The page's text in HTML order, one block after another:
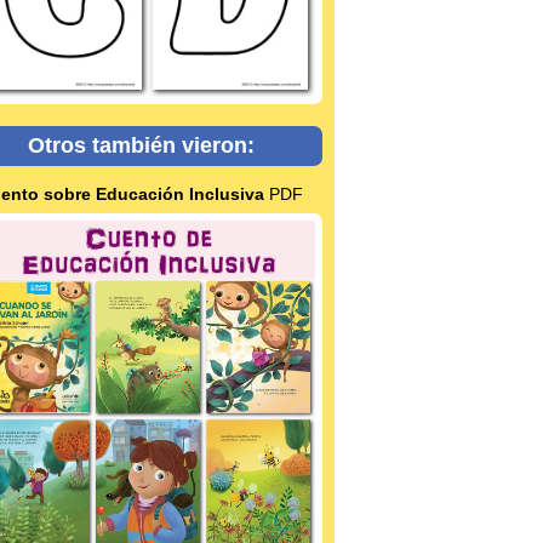
Otros también vieron:
sobre Educación Inclusiva PDF